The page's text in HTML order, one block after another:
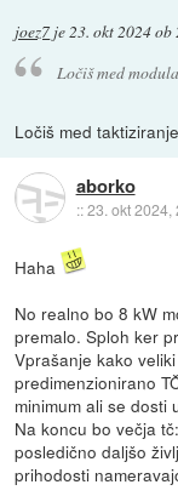
joez7 je23. okt 2024 ob
Ločiš med
Ločiš med
aborko
::23. okt 2024,
Haha
No realno bo 8 kW
premalo. Sploh ker
Vprašanje kako
predimenzionirano
minimum ali se
Na koncu bo večja
posledično daljšo
prihodosti